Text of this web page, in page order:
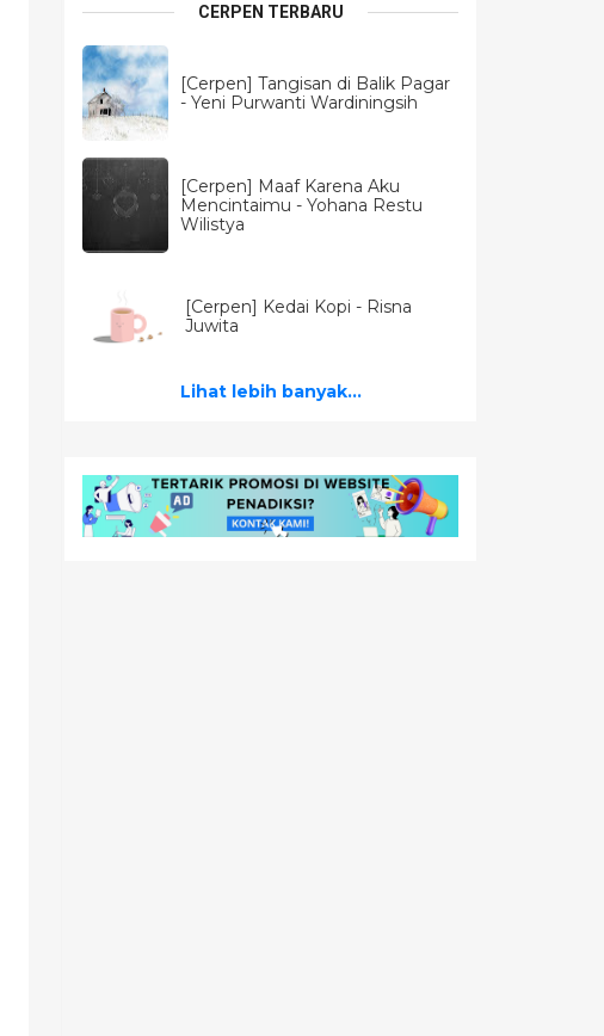
CERPEN TERBARU
[Cerpen] Tangisan di Balik Pagar
- Yeni Purwanti Wardiningsih
[Cerpen] Maaf Karena Aku
Mencintaimu - Yohana Restu
Wilistya
[Cerpen] Kedai Kopi - Risna
Juwita
Lihat lebih banyak...